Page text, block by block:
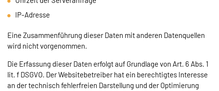
IP-Adresse
Eine Zusammenführung dieser Daten mit anderen Datenquellen
wird nicht vorgenommen.
Die Erfassung dieser Daten erfolgt auf Grundlage von Art. 6 Abs. 1
lit. f DSGVO. Der Websitebetreiber hat ein berechtigtes Interesse
an der technisch fehlerfreien Darstellung und der Optimierung